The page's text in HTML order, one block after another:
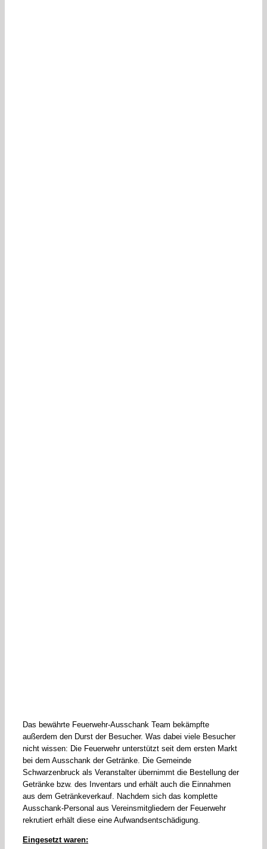
Das bewährte Feuerwehr-Ausschank Team bekämpfte
außerdem den Durst der Besucher. Was dabei viele Besucher
nicht wissen: Die Feuerwehr unterstützt seit dem ersten Markt
bei dem Ausschank der Getränke. Die Gemeinde
Schwarzenbruck als Veranstalter übernimmt die Bestellung der
Getränke bzw. des Inventars und erhält auch die Einnahmen
aus dem Getränkeverkauf. Nachdem sich das komplette
Ausschank-Personal aus Vereinsmitgliedern der Feuerwehr
rekrutiert erhält diese eine Aufwandsentschädigung.
Eingesetzt waren: